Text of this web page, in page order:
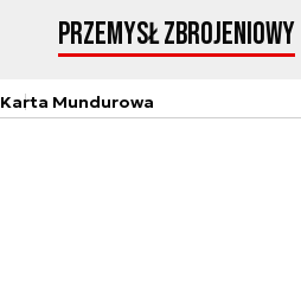
Przemysł Zbrojeniowy
Karta Mundurowa